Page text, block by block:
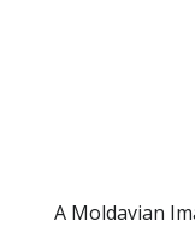
A Moldavian